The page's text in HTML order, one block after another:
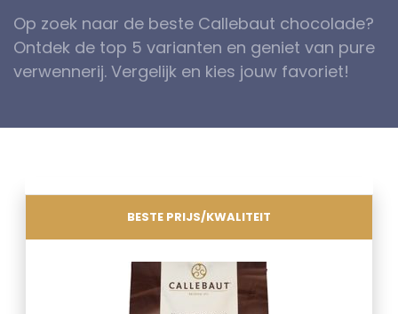
Op zoek naar de beste Callebaut chocolade?
Ontdek de top 5 varianten en geniet van pure
verwennerij. Vergelijk en kies jouw favoriet!
BESTE PRIJS/KWALITEIT